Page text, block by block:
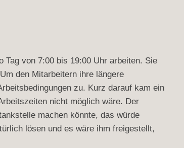
von 7:00 bis 19:00 Uhr arbeiten. Sie
den Mitarbeitern ihre längere
zu. Kurz darauf kam ein
nicht möglich wäre. Der
machen könnte, das würde
lösen und es wäre ihm freigestellt,